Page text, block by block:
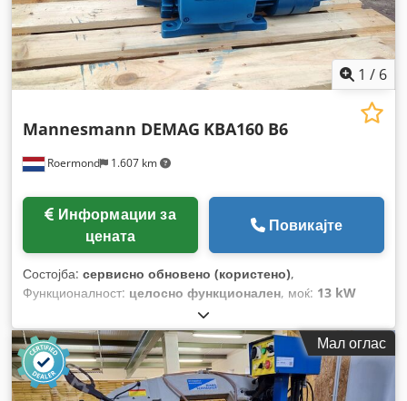
1 / 6
Roermond 1.607 km
Mannesmann DEMAG KBA160 B6
цената
Повикајте
Состојба: сервисно обновено (користено),
Функционалност: целосно функционален, моќ: 13 kW
, максимална брзина на вртење:
обр/мин,
Мал оглас